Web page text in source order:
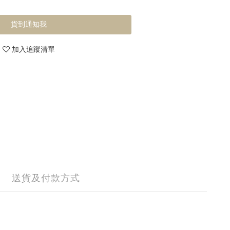
貨到通知我
加入追蹤清單
送貨及付款方式